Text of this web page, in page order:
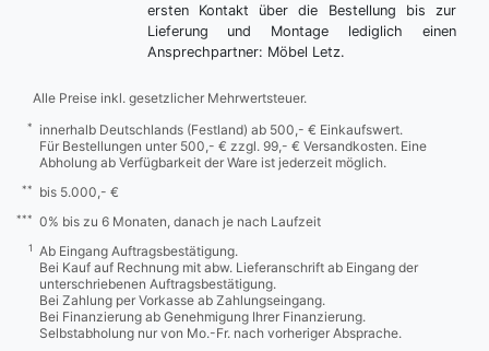
ersten Kontakt über die Bestellung bis zur
Lieferung und Montage lediglich einen
Ansprechpartner: Möbel Letz.
Alle Preise inkl. gesetzlicher Mehrwertsteuer.
*
innerhalb Deutschlands (Festland) ab 500,- € Einkaufswert.
Für Bestellungen unter 500,- € zzgl. 99,- € Versandkosten. Eine
Abholung ab Verfügbarkeit der Ware ist jederzeit möglich.
** bis 5.000,- €
*** 0% bis zu 6 Monaten, danach je nach Laufzeit
1
Ab Eingang Auftragsbestätigung.
Bei Kauf auf Rechnung mit abw. Lieferanschrift ab Eingang der
unterschriebenen Auftragsbestätigung.
Bei Zahlung per Vorkasse ab Zahlungseingang.
Bei Finanzierung ab Genehmigung Ihrer Finanzierung.
Selbstabholung nur von Mo.-Fr. nach vorheriger Absprache.